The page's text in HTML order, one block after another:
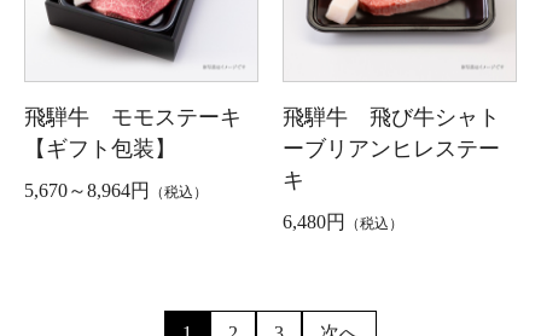
飛騨牛 モモステーキ
【ギフト包装】
5,670～8,964円 （税込）
飛騨牛 飛び牛シャト
ーブリアンヒレステー
キ
6,480円 （税込）